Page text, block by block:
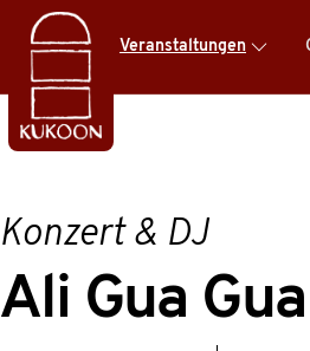
Veranstaltungen
Konzert & DJ
Ali Gua